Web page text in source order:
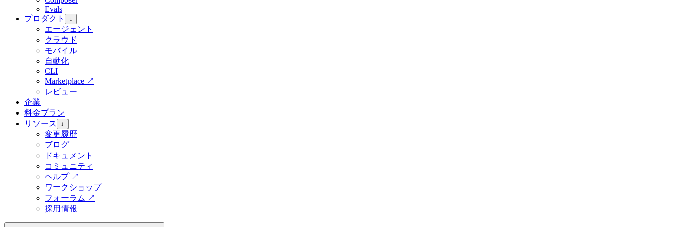
Evals
プロダクト
↓
エージェント
クラウド
モバイル
自動化
CLI
Marketplace ↗
レビュー
企業
料金プラン
リソース
↓
変更履歴
ブログ
ドキュメント
コミュニティ
ヘルプ↗
ワークショップ
フォーラム ↗
採用情報